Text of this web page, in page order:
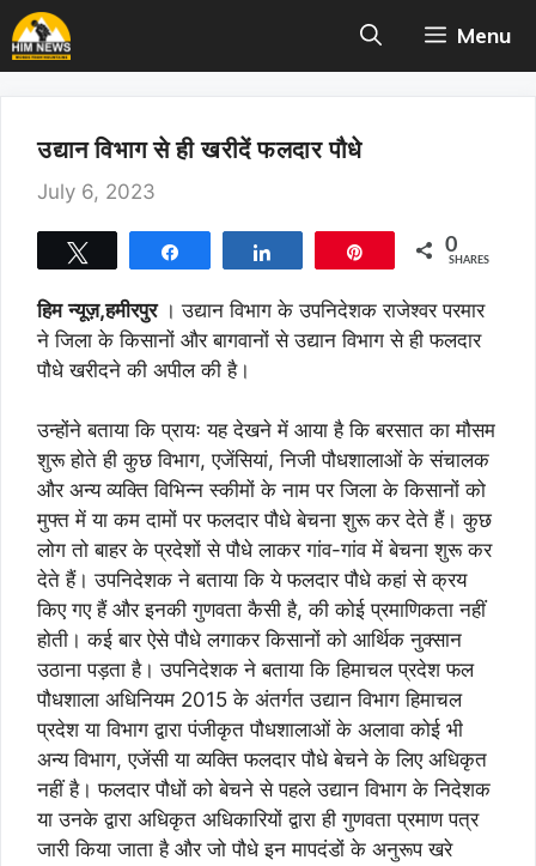
Skip
to
content
Menu
उद्यान विभाग से ही खरीदें फलदार पौधे
July 6, 2023
0
SHARES
हिम न्यूज़,हमीरपुर। उद्यान विभाग के उपनिदेशक राजेश्वर परमार
ने जिला के किसानों और बागवानों से उद्यान विभाग से ही फलदार
पौधे खरीदने की अपील की है।
उन्होंने बताया कि प्रायः यह देखने में आया है कि बरसात का मौसम
शुरू होते ही कुछ विभाग, एजेंसियां, निजी पौधशालाओं के संचालक
और अन्य व्यक्ति विभिन्न स्कीमों के नाम पर जिला के किसानों को
मुफ्त में या कम दामों पर फलदार पौधे बेचना शुरू कर देते हैं। कुछ
लोग तो बाहर के प्रदेशों से पौधे लाकर गांव-गांव में बेचना शुरू कर
देते हैं। उपनिदेशक ने बताया कि ये फलदार पौधे कहां से क्रय
किए गए हैं और इनकी गुणवता कैसी है, की कोई प्रमाणिकता नहीं
होती। कई बार ऐसे पौधे लगाकर किसानों को आर्थिक नुक्सान
उठाना पड़ता है। उपनिदेशक ने बताया कि हिमाचल प्रदेश फल
पौधशाला अधिनियम 2015 के अंतर्गत उद्यान विभाग हिमाचल
प्रदेश या विभाग द्वारा पंजीकृत पौधशालाओं के अलावा कोई भी
अन्य विभाग, एजेंसी या व्यक्ति फलदार पौधे बेचने के लिए अधिकृत
नहीं है। फलदार पौधों को बेचने से पहले उद्यान विभाग के निदेशक
या उनके द्वारा अधिकृत अधिकारियों द्वारा ही गुणवता प्रमाण पत्र
जारी किया जाता है और जो पौधे इन मापदंडों के अनुरूप खरे